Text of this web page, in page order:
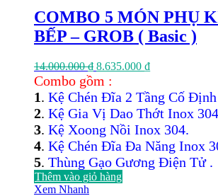
COMBO 5 MÓN PHỤ
BẾP – GROB ( Basic )
14.000.000₫ Giá
gốc
là:
14.000.000 ₫.
8.635.000 ₫Giá
tại
là:
8.635.000 ₫.
Combo gồm :
1. Kệ Chén Đĩa 2 Tầng Cố
2. Kệ Gia Vị Dao Thớt Inox
3. Kệ Xoong Nồi Inox 304.
4. Kệ Chén Đĩa Đa Năng Inox
5. Thùng Gạo Gương Điện Tử .
Thêm vào giỏ hàng
Xem Nhanh